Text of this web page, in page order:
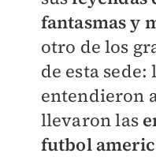
fantasmas y
otro de los
de esta
entendieron
llevaron las
futbol